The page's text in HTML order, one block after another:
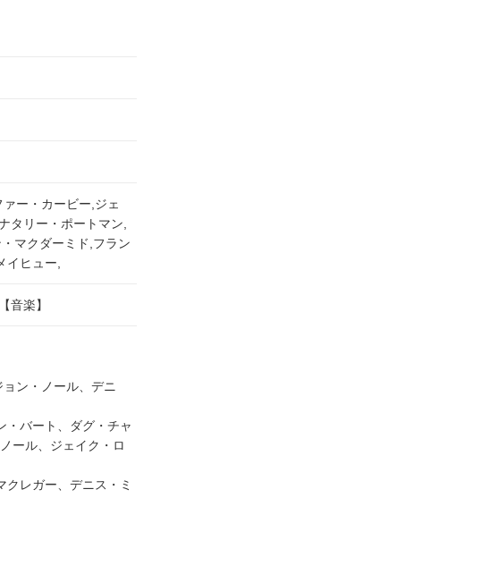
ー・カービー,ジェ
タリー・ポートマン,
マクダーミド,フラン
ヒュー,
音楽】
ン・ノール、デニ
・バート、ダグ・チャ
ール、ジェイク・ロ
レガー、デニス・ミ